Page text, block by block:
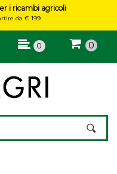
i ricambi agricoli
da € 199
0 0
gli altri filtri